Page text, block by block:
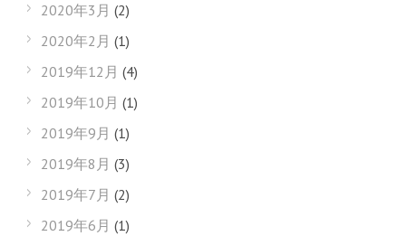
2020年3月 (2)
2020年2月 (1)
2019年12月 (4)
2019年10月 (1)
2019年9月 (1)
2019年8月 (3)
2019年7月 (2)
2019年6月 (1)